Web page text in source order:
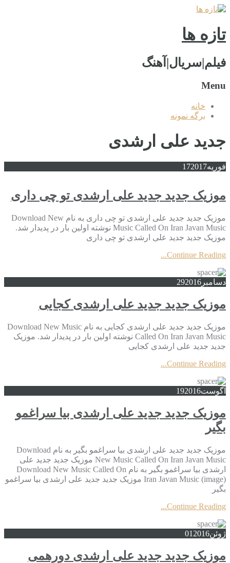
تازه ها
فیلم|سریال|آهنگ
Menu
خانه
برگه نمونه
جديد علی ارشدی
فوریه 172017
موزیک جدید جديد علی ارشدی تو چی داری
موزیک جدید جديد علی ارشدی تو چی داری به نام Download New
Music Called On Iran Javan Music نوشته اولین بار در پدیدار شد.
موزیک جدید جديد علی ارشدی تو چی داری
Continue Reading...
دسامبر 292016
موزیک جدید جديد علی ارشدی کجایی
موزیک جدید جديد علی ارشدی کجایی به نام Download New Music
Called On Iran Javan Music نوشته اولین بار در پدیدار شد. موزیک
جدید جديد علی ارشدی کجایی
Continue Reading...
آگوست 192016
موزیک جدید جديد علی ارشدی بیا سراغمو
بگیر
موزیک جدید جديد علی ارشدی بیا سراغمو بگیر به نام Download
New Music Called On Iran Javan Music موزیک جدید جديد علی
ارشدی بیا سراغمو بگیر به نام Download New Music Called On
Iran Javan Music (image) موزیک جدید جديد علی ارشدی بیا سراغمو
بگیر
Continue Reading...
ژوئن 01 2016
موزیک جدید جديد علی ارشدی دورهمی